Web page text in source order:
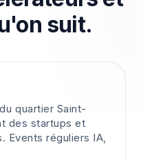
suit.
quartier Saint-
des startups et
Events réguliers IA,